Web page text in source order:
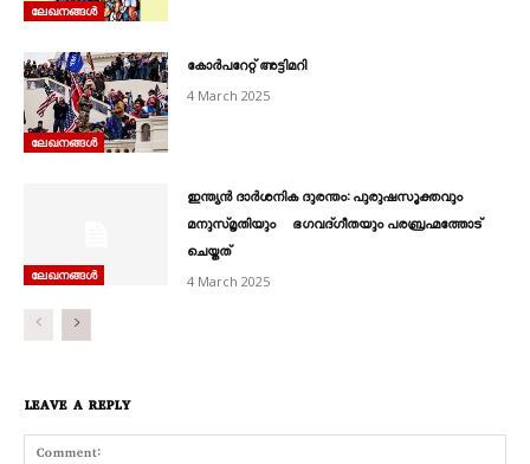
ലേഖനങ്ങൾ
ലേഖനങ്ങൾ
കോർപറേറ്റ് അട്ടിമറി
4 March 2025
ലേഖനങ്ങൾ
ഇന്ത്യൻ ദാർശനിക ദുരന്തം: പുരുഷസൂക്തവും
മനുസ്മൃതിയും ഭഗവദ്ഗീതയും പരബ്രഹ്മത്തോട്
ചെയ്തത്
4 March 2025
LEAVE A REPLY